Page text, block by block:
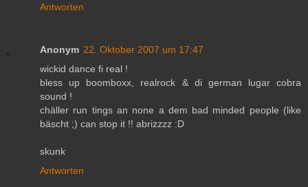
Antworten
Anonym 22. Oktober 2007 um 17:47
wickid dance fi real !
bless up boomboxx, realrock & di german lugar cobra
sound !
chäller run tings an none a dem bad minded people (like
bäscht ;) can stop it !! abrizzzz :D
skunk
Antworten